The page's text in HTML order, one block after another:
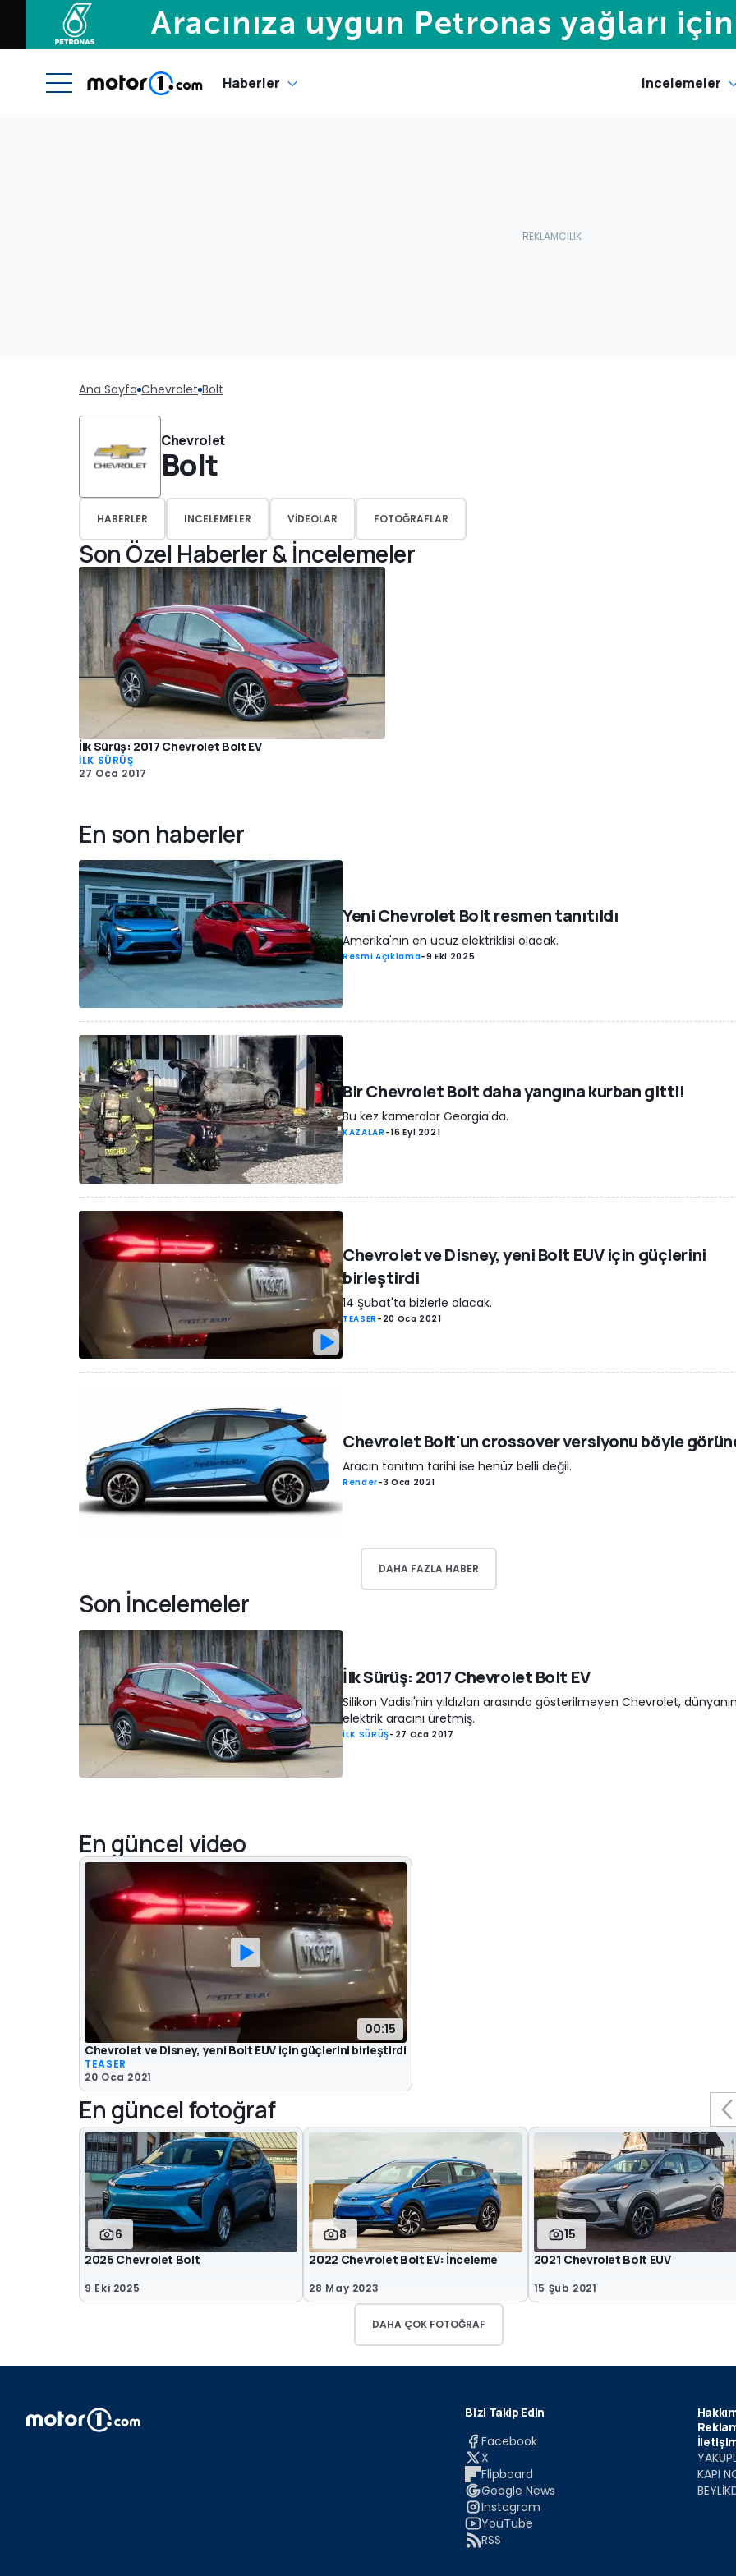
Haberler Incelemeler
Ana Sayfa Chevrolet Bolt
Chevrolet
Bolt
HABERLER INCELEMELER VIDEOLAR FOTOĞRAFLAR
Son Özel Haberler & İncelemeler
İlk Sürüş: 2017 Chevrolet Bolt EV
İLK SÜRÜŞ
27 Oca 2017
En son haberler
Yeni Chevrolet Bolt resmen tanıtıldı
Amerika'nın en ucuz elektriklisi olacak.
Resmi Açıklama-9 Eki 2025
Bir Chevrolet Bolt daha yangına kurban gitti!
Bu kez kameralar Georgia'da.
KAZALAR -16 Eyl 2021
Chevrolet ve Disney, yeni Bolt EUV için güçlerini
birleştirdi
14 Şubat'ta bizlerle olacak.
TEASER - 20 Oca 2021
Chevrolet Bolt'un crossover versiyonu böyle
Aracın tanıtım tarihi ise henüz belli değil.
Render-3 Oca 2021
DAHA FAZLA HABER
Son İncelemeler
İlk Sürüş: 2017 Chevrolet Bolt EV
Silikon Vadisi'nin yıldızları arasında gösterilmeyen Chevrolet,
elektrik aracını üretmiş.
İLK SÜRÜŞ- 27 Oca 2017
En güncel video
00:15
Chevrolet ve Disney, yeni Bolt EUV için güçlerini birleştirdi
TEASER
20 Oca 2021
En güncel fotoğraf
6
2026 Chevrolet Bolt
9 Eki 2025
8
2022 Chevrolet Bolt EV: İnceleme
28 May 2023
15
2021 Chevrolet Bolt EUV
15 Şub 2021
DAHA ÇOK FOTOĞRAF
Bizi Takip Edin
Facebook
X
Flipboard
Google News
Instagram
YouTube
RSS
KAPI